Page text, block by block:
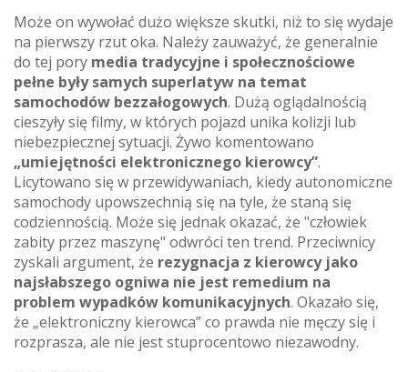
Może on wywołać dużo większe skutki, niż to się wydaje
na pierwszy rzut oka. Należy zauważyć, że generalnie
do tej pory media tradycyjne i społecznościowe
pełne były samych superlatyw na temat
samochodów bezzałogowych. Dużą oglądalnością
cieszyły się filmy, w których pojazd unika kolizji lub
niebezpiecznej sytuacji. Żywo komentowano
„umiejętności elektronicznego kierowcy”.
Licytowano się w przewidywaniach, kiedy autonomiczne
samochody upowszechnią się na tyle, że staną się
codziennością. Może się jednak okazać, że "człowiek
zabity przez maszynę" odwróci ten trend. Przeciwnicy
zyskali argument, że rezygnacja z kierowcy jako
najsłabszego ogniwa nie jest remedium na
problem wypadków komunikacyjnych. Okazało się,
że „elektroniczny kierowca” co prawda nie męczy się i
rozprasza, ale nie jest stuprocentowo niezawodny.